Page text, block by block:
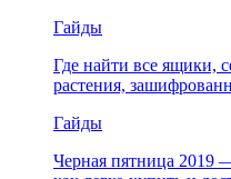
Гайды
Где найти все ящики,
растения,
Гайды
Черная пятница 2019